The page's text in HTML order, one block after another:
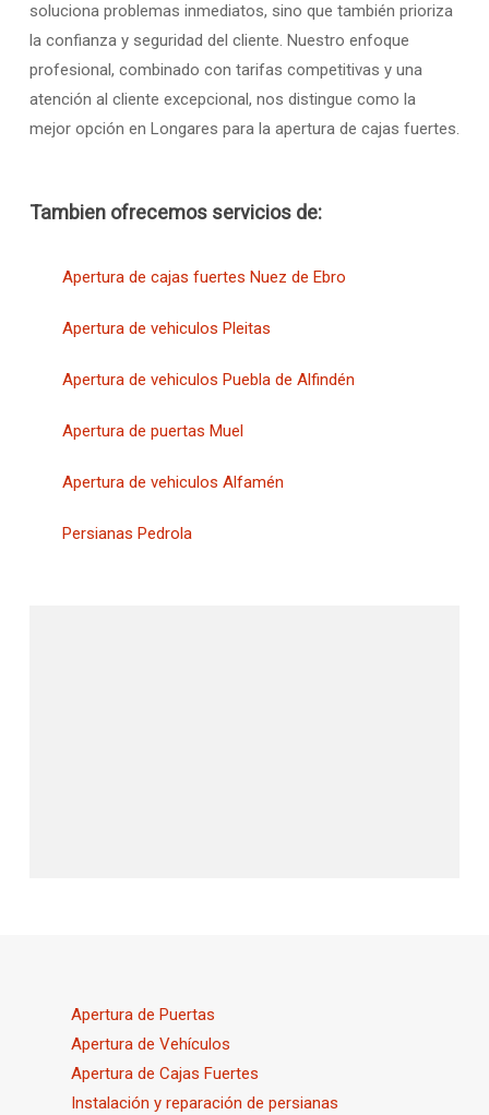
soluciona problemas inmediatos, sino que también prioriza
la confianza y seguridad del cliente. Nuestro enfoque
profesional, combinado con tarifas competitivas y una
atención al cliente excepcional, nos distingue como la
mejor opción en Longares para la apertura de cajas fuertes.
Tambien ofrecemos servicios de:
Apertura de cajas fuertes Nuez de Ebro
Apertura de vehiculos Pleitas
Apertura de vehiculos Puebla de Alfindén
Apertura de puertas Muel
Apertura de vehiculos Alfamén
Persianas Pedrola
Apertura de Puertas
Apertura de Vehículos
Apertura de Cajas Fuertes
Instalación y reparación de persianas